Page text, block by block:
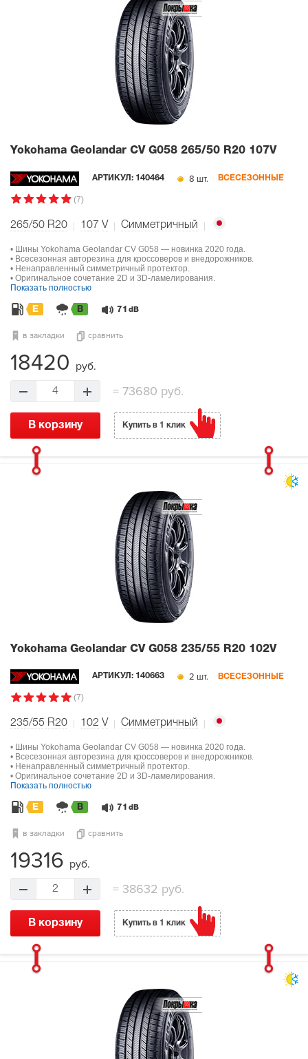
Yokohama Geolandar CV G058 265/50 R20 107V
АРТИКУЛ: 140464 8 шт. ВСЕСЕЗОННЫЕ
(7)
265/50 R20 107 V Симметричный
• Шины Yokohama Geolandar CV G058 — новинка 2020 года.
• Всесезонная авторезина для кроссоверов и внедорожников.
• Ненаправленный симметричный протектор.
• Оригинальное сочетание 2D и 3D-ламелирования.
Показать полностью
E B 71 dB
в закладки сравнить
18420 руб.
4 = 73680 руб.
В корзину Купить в 1 клик
Yokohama Geolandar CV G058 235/55 R20 102V
АРТИКУЛ: 140663 2 шт. ВСЕСЕЗОННЫЕ
(7)
235/55 R20 102 V Симметричный
• Шины Yokohama Geolandar CV G058 — новинка 2020 года.
• Всесезонная авторезина для кроссоверов и внедорожников.
• Ненаправленный симметричный протектор.
• Оригинальное сочетание 2D и 3D-ламелирования.
Показать полностью
E B 71 dB
в закладки сравнить
19316 руб.
2 =38632 руб.
В корзину Купить в 1 клик